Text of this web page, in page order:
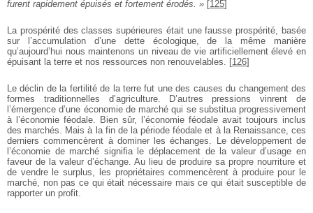
furent rapidement épuisés et fortement érodés. » [125]
La prospérité des classes supérieures était une fausse prospérité, basée
sur l’accumulation d’une dette écologique, de la même manière
qu’aujourd’hui nous maintenons un niveau de vie artificiellement élevé en
épuisant la terre et nos ressources non renouvelables.
[126]
Le déclin de la fertilité de la terre fut une des causes du changement des
formes traditionnelles d’agriculture. D’autres pressions vinrent de
l’émergence d’une économie de marché qui se substitua progressivement
à l’économie féodale. Bien sûr, l’économie féodale avait toujours inclus
des marchés. Mais à la fin de la période féodale et à la Renaissance, ces
derniers commencèrent à dominer les échanges. Le développement de
l’économie de marché signifia le déplacement de la valeur d’usage en
faveur de la valeur d’échange. Au lieu de produire sa propre nourriture et
de vendre le surplus, les propriétaires commencèrent à produire pour le
marché, non pas ce qui était nécessaire mais ce qui était susceptible de
rapporter un profit.